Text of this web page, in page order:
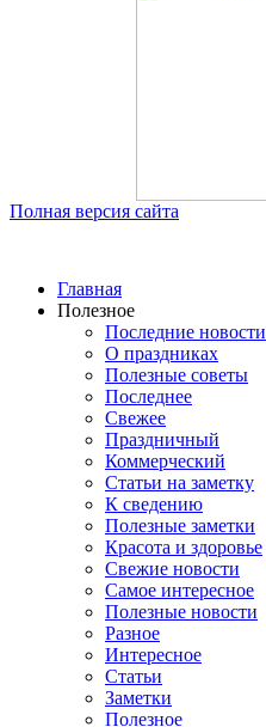
Полная версия сайта
Главная
Полезное
Последние новости
О праздниках
Полезные советы
Последнее
Свежее
Праздничный
Коммерческий
Статьи на заметку
К сведению
Полезные заметки
Красота и здоровье
Свежие новости
Самое интересное
Полезные новости
Разное
Интересное
Статьи
Заметки
Полезное